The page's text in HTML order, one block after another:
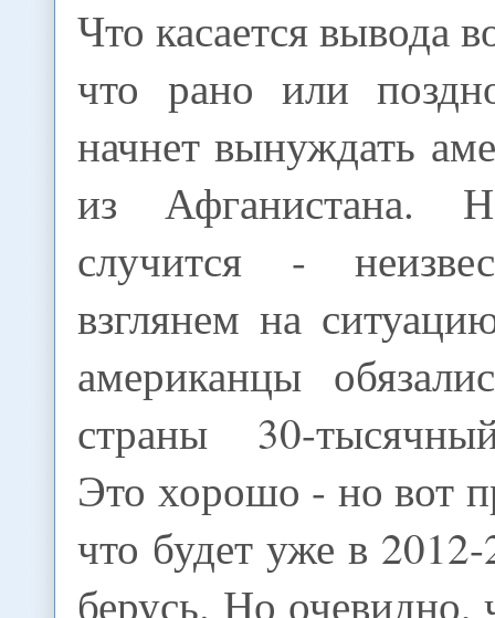
Что касается вывода
что рано или
начнет вынуждать
из Афганистана.
случится -
взглянем на
американцы
страны 30-
Это хорошо - но вот
что будет уже в
берусь. Но